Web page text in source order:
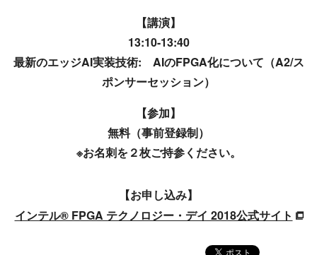
【講演】
13:10-13:40
最新のエッジAI実装技術: AIのFPGA化について（A2/ス
ポンサーセッション）
【参加】
無料（事前登録制）
※お名刺を２枚ご持参ください。
【お申し込み】
インテル® FPGA テクノロジー・デイ 2018公式サイト